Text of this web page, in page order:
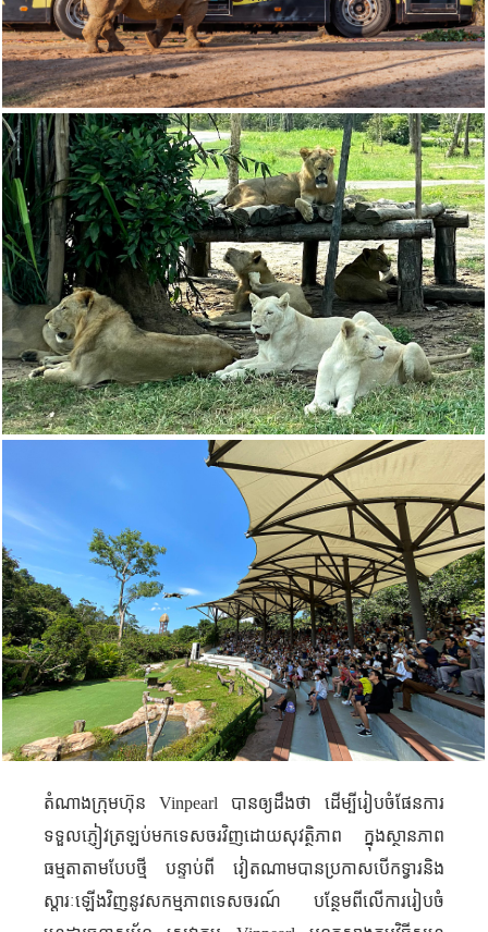
តំណាងក្រុមហ៊ុន Vinpearl បានឲ្យដឹងថា ដើម្បីរៀបចំផែនការ
ទទួលភ្ញៀវត្រឡប់មកទេសចរវិញដោយសុវត្ថិភាព ក្នុងស្ថានភាព​
ធម្មតាតាម​បែបថ្មី បន្ទាប់ពី វៀតណាមបានប្រកាសបើកទ្វារ​និង​
ស្តារៈឡើងវិញនូវសកម្មភាពទេសចរណ៍ បន្ថែមពីលើការរៀបចំ